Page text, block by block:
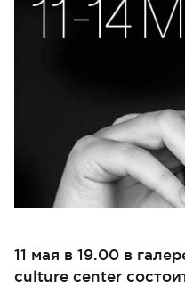
11 мая в 19.00 в
culture center